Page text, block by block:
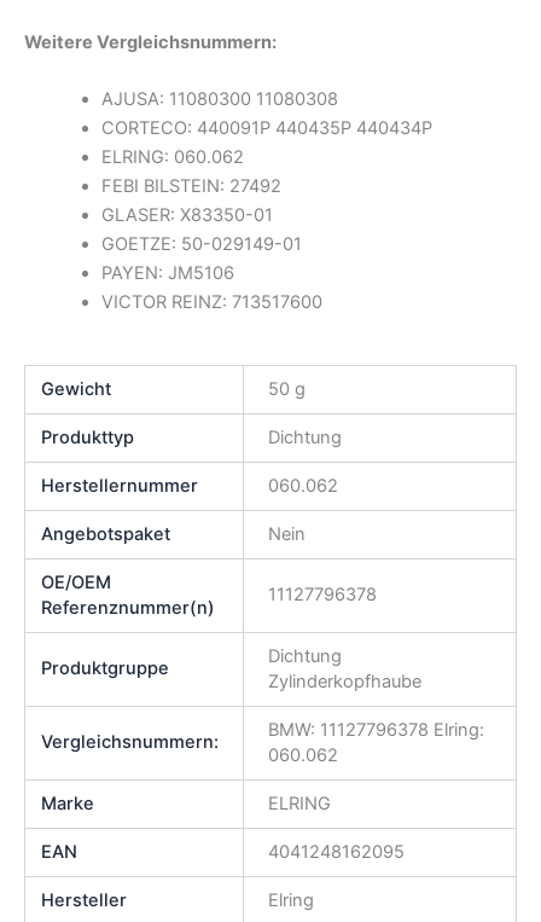
Weitere Vergleichsnummern:
AJUSA: 11080300 11080308
CORTECO: 440091P 440435P 440434P
ELRING: 060.062
FEBI BILSTEIN: 27492
GLASER: X83350-01
GOETZE: 50-029149-01
PAYEN: JM5106
VICTOR REINZ: 713517600
Gewicht 50 g
Produkttyp Dichtung
Herstellernummer 060.062
Angebotspaket Nein
OE/OEM
Referenznummer(n)
11127796378
Produktgruppe
Dichtung
Zylinderkopfhaube
Vergleichsnummern:
BMW: 11127796378 Elring:
060.062
Marke ELRING
EAN 4041248162095
Hersteller Elring